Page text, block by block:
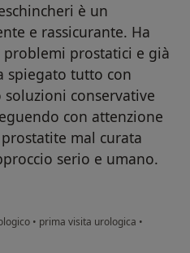
è un
e rassicurante. Ha
prostatici e già
spiegato tutto con
conservative
con attenzione
mal curata
serio e umano.
• prima visita urologica •
Marchini